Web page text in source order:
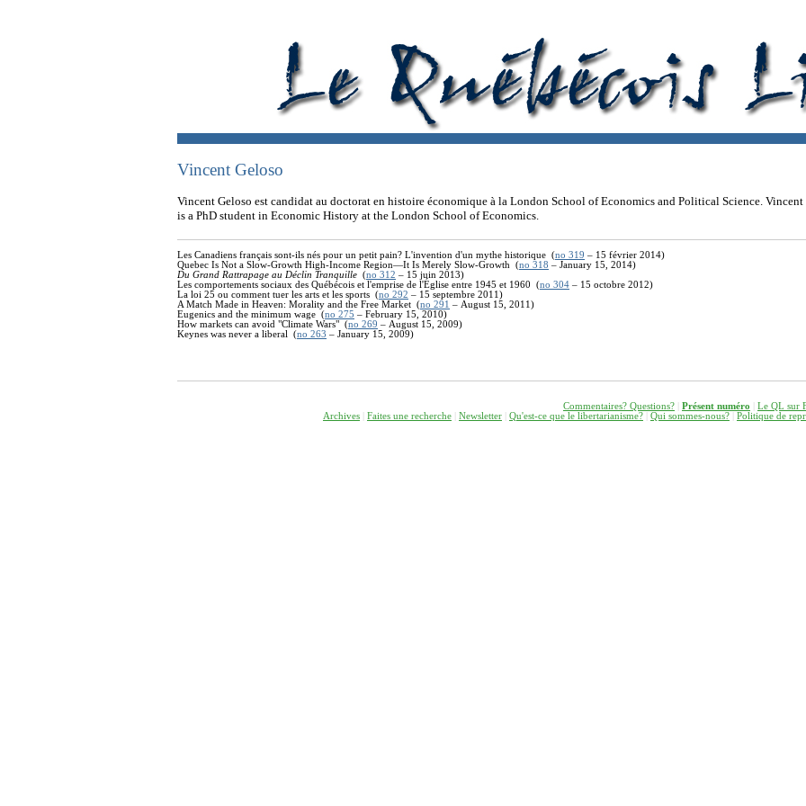
Vincent Geloso
Vincent Geloso est candidat au doctorat en histoire économique à la London School of Economics and Political Science. Vincent
is a PhD student in Economic History at the London School of Economics.
Les Canadiens français sont-ils nés pour un petit pain? L'invention d'un mythe historique (no 319 – 15 février 2014)
Quebec Is Not a Slow-Growth High-Income Region―It Is Merely Slow-Growth (no 318 – January 15, 2014)
Du Grand Rattrapage au Déclin Tranquille (no 312 – 15 juin 2013)
Les comportements sociaux des Québécois et l'emprise de l'Église entre 1945 et 1960 (no 304 – 15 octobre 2012)
La loi 25 ou comment tuer les arts et les sports (no 292 – 15 septembre 2011)
A Match Made in Heaven: Morality and the Free Market (no 291 – August 15,
2011)
Eugenics and the minimum wage (no 275 – February 15,
2010)
How markets can avoid "Climate Wars" (no 269 – August 15, 2009)
Keynes was never a liberal (no 263 – January 15, 2009)
Commentaires? Questions? Présent numéro
Le QL sur
Archives
Faites une recherche Newsletter Qu'est-ce que le libertarianisme? Qui sommes-nous? Politique de